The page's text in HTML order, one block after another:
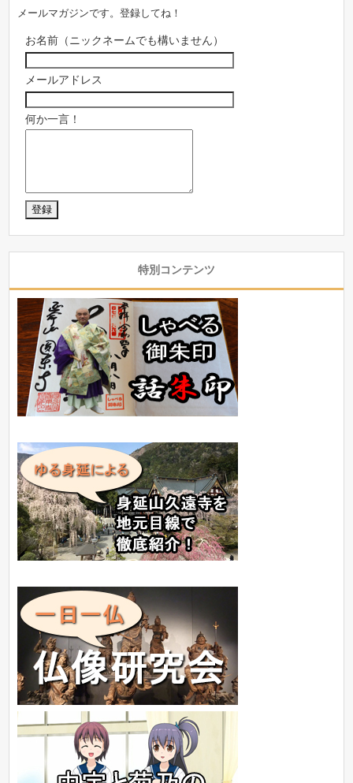
メールマガジンです。登録してね！
お名前（ニックネームでも構いません）
メールアドレス
何か一言！
特別コンテンツ